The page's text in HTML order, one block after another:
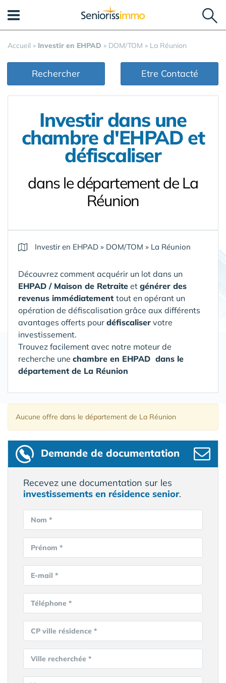
Accueil » Investir en EHPAD » DOM/TOM » La Réunion
Rechercher Etre Contacté
Investir dans une
chambre d'EHPAD et
défiscaliser
dans le département de La
Réunion
Investir en EHPAD » DOM/TOM » La Réunion
Découvrez comment acquérir un lot dans un
EHPAD / Maison de Retraite et générer des
revenus immédiatement tout en opérant un
opération de défiscalisation grâce aux différents
avantages offerts pour défiscaliser votre
investissement.
Trouvez facilement avec notre moteur de
recherche une chambre en EHPAD dans le
département de La Réunion
Aucune offre dans le département de La Réunion
Demande de documentation
Recevez une documentation sur les
investissements en résidence senior.
Nom *
Prénom *
E-mail *
Téléphone *
CP ville résidence *
Ville recherchée *